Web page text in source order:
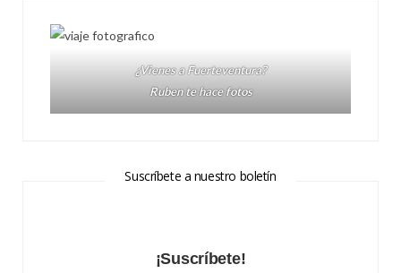
¿Vienes a Fuerteventura?
Ruben te hace fotos
Suscríbete a nuestro boletín
¡Suscríbete!